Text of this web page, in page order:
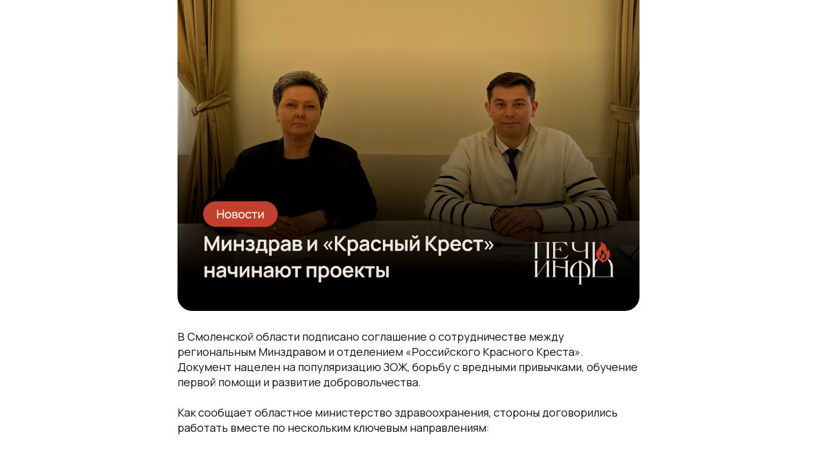
В Смоленской области подписано соглашение о сотрудничестве между
региональным Минздравом и отделением «Российского Красного Креста».
Документ нацелен на популяризацию ЗОЖ, борьбу с вредными привычками, обучение
первой помощи и развитие добровольчества.
Как сообщает областное министерство здравоохранения, стороны договорились
работать вместе по нескольким ключевым направлениям: